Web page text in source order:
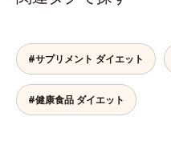
用し、茶成分が浸出しやすい若葉だ
けを使用しました。特有の没食子酸
（ボッショクシサン）がダイエット
をサポート。香ばしく、まろやかな
味わいで、毎日の食事といっしょに
#サプリメント ダイエット
#健康食品 ダイエット